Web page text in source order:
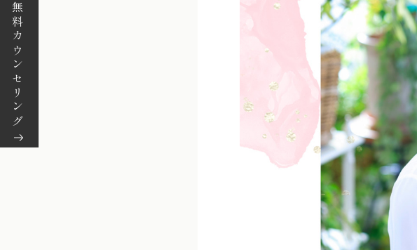
無料カウンセリング